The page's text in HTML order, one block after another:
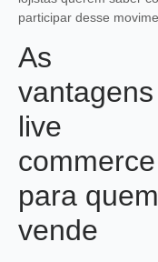
participar desse
As
live
commerce
para quem
vende